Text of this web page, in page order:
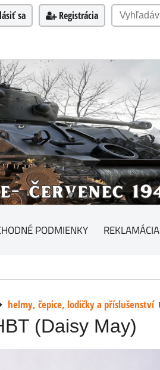
sa Registrácia
PODMIENKY REKLAMÁCIA
helmy, čepice, lodičky a příslušenství
(Daisy May)